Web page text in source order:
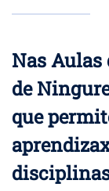
Nas Aulas
de
que